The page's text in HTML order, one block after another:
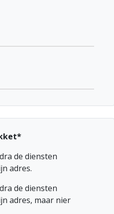
de diensten
adres.
de diensten
adres, maar nier